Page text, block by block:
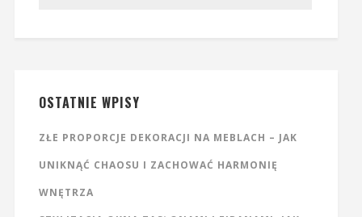
OSTATNIE WPISY
ZŁE PROPORCJE DEKORACJI NA MEBLACH – JAK
UNIKNĄĆ CHAOSU I ZACHOWAĆ HARMONIĘ
WNĘTRZA